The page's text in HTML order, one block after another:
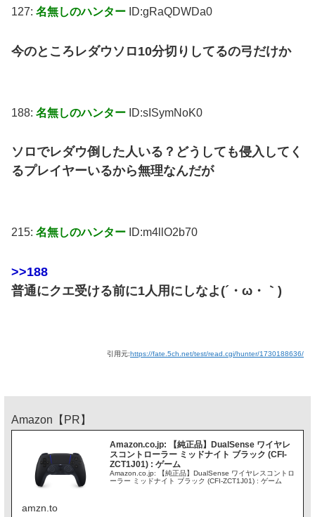
127: 名無しのハンター ID:gRaQDWDa0
今のところレダウソロ10分切りしてるの弓だけか
188: 名無しのハンター ID:sISymNoK0
ソロでレダウ倒した人いる？どうしても侵入してく
るプレイヤーいるから無理なんだが
215: 名無しのハンター ID:m4llO2b70
>>188
普通にクエ受ける前に1人用にしなよ(´・ω・｀)
引用元:https://fate.5ch.net/test/read.cgi/hunter/1730188636/
Amazon【PR】
Amazon.co.jp: 【純正品】DualSense ワイヤレ
スコントローラー ミッドナイト ブラック (CFI-
ZCT1J01) : ゲーム
Amazon.co.jp: 【純正品】DualSense ワイヤレスコントロ
ーラー ミッドナイト ブラック (CFI-ZCT1J01) : ゲーム
amzn.to